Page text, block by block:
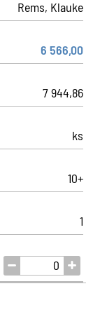
Rems, Klauke
6 566,00
7 944,86
ks
10+
1